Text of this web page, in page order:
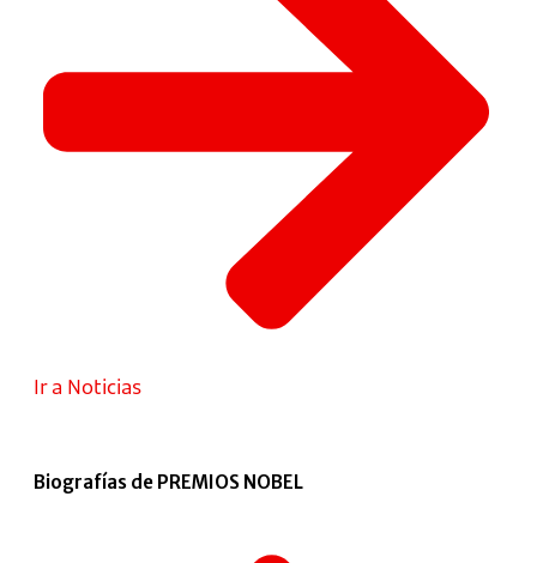
Ir a Noticias
Biografías de PREMIOS NOBEL